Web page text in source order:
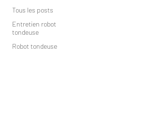
Tous les posts
Entretien robot
tondeuse
Robot tondeuse